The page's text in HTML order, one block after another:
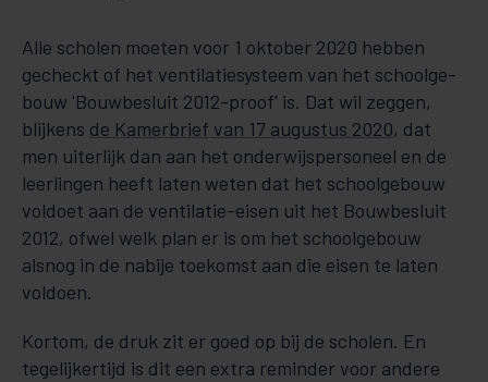
Alle scholen moeten voor 1 oktober 2020 hebben
gecheckt of het ventilatiesysteem van het schoolge­
bouw 'Bouw­besluit 2012-proof' is. Dat wil zeggen,
blijkens de Kamerbrief van 17 au­gus­tus 2020, dat
men uiterlijk dan aan het onderwijspersoneel en de
leerlingen heeft laten weten dat het schoolge­bouw
voldoet aan de ventilatie-eisen uit het Bouwbesluit
2012, ofwel welk plan er is om het schoolgebouw
alsnog in de nabije toekomst aan die eisen te laten
voldoen.
Kortom, de druk zit er goed op bij de scholen. En
tegelijkertijd is dit een extra reminder voor andere